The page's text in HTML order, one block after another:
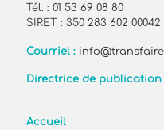
Tél. : 01 53 69 08 80
SIRET : 350 283 602 00042
Courriel :
Directrice de
Accueil